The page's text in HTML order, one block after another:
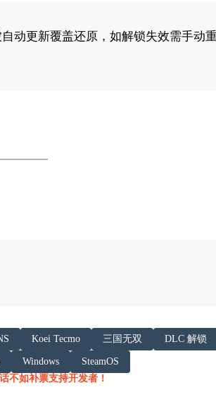
动更新覆盖还原，如解锁失效需手动
」文章提炼总结而成，可能与原文
dynasty-warriors-origins-
Koei Tecmo 三国无双 DLC 解锁
Windows
SteamOS
不如补票支持开发者！